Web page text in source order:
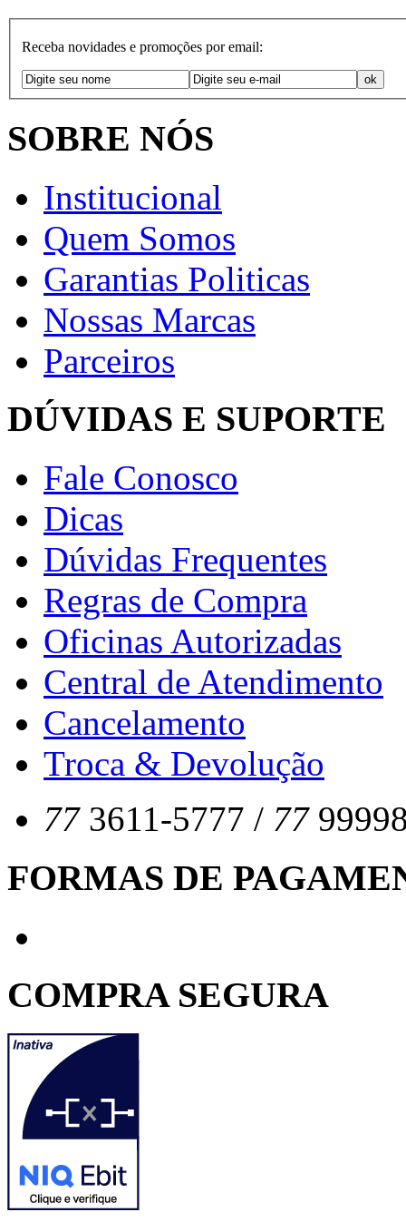
Receba novidades e promoções por email:
SOBRE NÓS
Institucional
Quem Somos
Garantias Politicas
Nossas Marcas
Parceiros
DÚVIDAS E SUPORTE
Fale Conosco
Dicas
Dúvidas Frequentes
Regras de Compra
Oficinas Autorizadas
Central de Atendimento
Cancelamento
Troca & Devolução
77 3611-5777 / 77
FORMAS DE
COMPRA SEGURA